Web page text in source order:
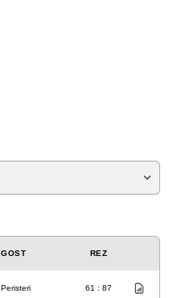
GOST REZ
Peristeri 61 : 87